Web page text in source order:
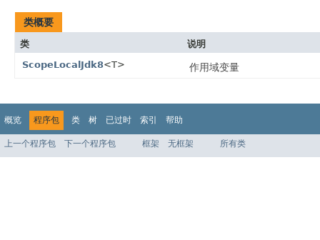
类概要
类
说明
ScopeLocalJdk8<T> 作用域变量
概览 程序包 类 树 已过时 索引 帮助
上一个程序包 下一个程序包 框架 无框架 所有类